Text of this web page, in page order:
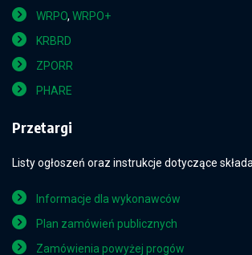
WRPO, WRPO+
KRBRD
ZPORR
PHARE
Przetargi
Listy ogłoszeń oraz instrukcje dotyczące
Informacje dla wykonawców
Plan zamówień publicznych
Zamówienia powyżej progów